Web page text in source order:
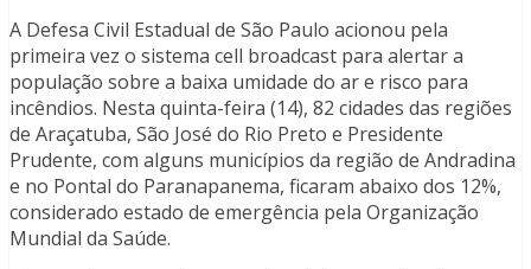
A Defesa Civil Estadual de São Paulo acionou pela
primeira vez o sistema cell broadcast para alertar a
população sobre a baixa umidade do ar e risco para
incêndios. Nesta quinta-feira (14), 82 cidades das regiões
de Araçatuba, São José do Rio Preto e Presidente
Prudente, com alguns municípios da região de Andradina
e no Pontal do Paranapanema, ficaram abaixo dos 12%,
considerado estado de emergência pela Organização
Mundial da Saúde.